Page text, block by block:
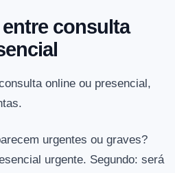
consulta
online ou presencial,
urgentes ou graves?
urgente. Segundo: será